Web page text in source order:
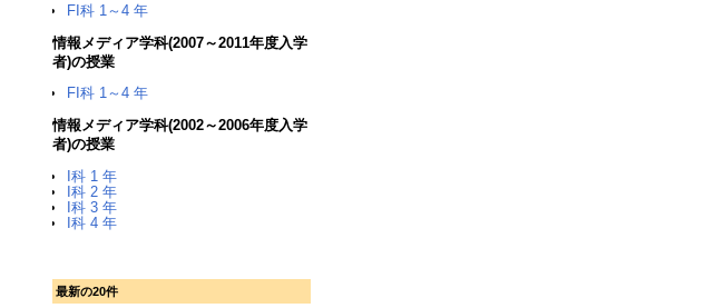
FI科 1～4 年
情報メディア学科(2007～2011年度入学
者)の授業
FI科 1～4 年
情報メディア学科(2002～2006年度入学
者)の授業
I科 1 年
I科 2 年
I科 3 年
I科 4 年
最新の20件